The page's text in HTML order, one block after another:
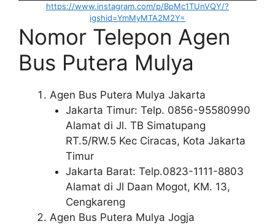
https://www.instagram.com/p/BpMc1TUnVQY/?
igshid=YmMyMTA2M2Y=
Nomor Telepon Agen
Bus Putera Mulya
Agen Bus Putera Mulya Jakarta
Jakarta Timur: Telp. 0856-95580990
Alamat di Jl. TB Simatupang
RT.5/RW.5 Kec Ciracas, Kota Jakarta
Timur
Jakarta Barat: Telp.0823-1111-8803
Alamat di Jl Daan Mogot, KM. 13,
Cengkareng
Agen Bus Putera Mulya Jogja